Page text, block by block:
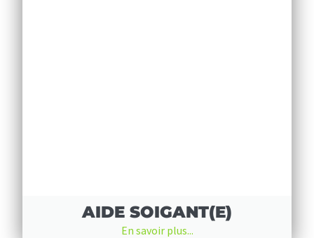
AIDE SOIGANT(E)
En savoir plus...